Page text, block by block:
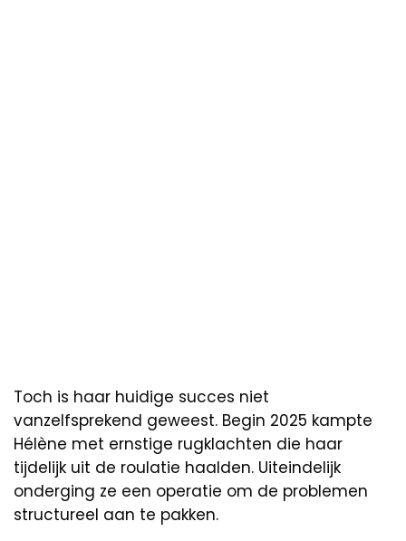
Toch is haar huidige succes niet
vanzelfsprekend geweest. Begin 2025 kampte
Hélène met ernstige rugklachten die haar
tijdelijk uit de roulatie haalden. Uiteindelijk
onderging ze een operatie om de problemen
structureel aan te pakken.